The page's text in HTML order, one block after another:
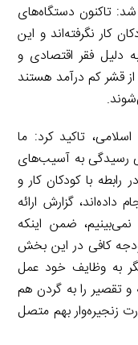
تاکنون دستگاه‌های
کار نگرفته‌اند و این
دلیل فقر اقتصادی و
قشر کم درآمد هستند
تاکید کرد: ما
رسیدگی به آسیب‌های
رابطه با کودکان کار و
داده‌اند، گزارش ارائه
ضمن اینکه
کافی در این بخش
به وظایف خود عمل
تقصیر را به گردن هم
زنجیره‌وار بهم متصل